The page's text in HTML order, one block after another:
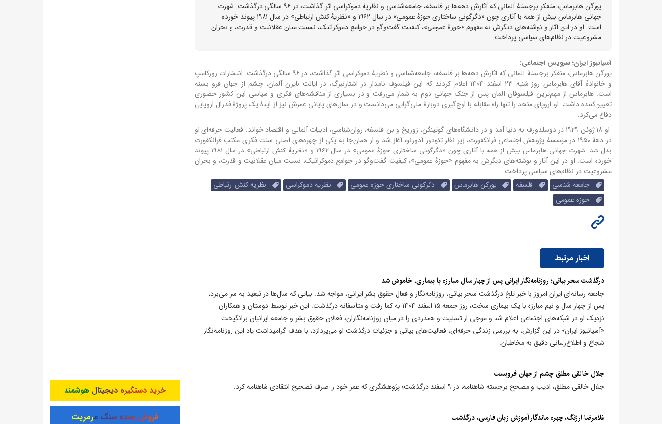
یورگن هابرماس، متفکر برجستهٔ آلمانی که آثارش دهه‌ها بر فلسفه، جامعه‌شناسی و نظریهٔ دموکراسی اثر گذاشت، در ۹۶ سالگی درگذشت. شهرت
جهانی هابرماس بیش از همه با آثاری چون «دگرگونی ساختاری حوزهٔ عمومی» در سال ۱۹۶۲ و «نظریهٔ کنش ارتباطی» در سال ۱۹۸۱ پیوند خورده
است. او در این آثار و نوشته‌های دیگرش به مفهوم «حوزهٔ عمومی»، کیفیت گفت‌وگو در جوامع دموکراتیک، نسبت میان عقلانیت و قدرت، و بحران
مشروعیت در نظام‌های سیاسی پرداخت.
آسیانیوز ایران؛ سرویس اجتماعی:
یورگن هابرماس، متفکر برجستهٔ آلمانی که آثارش دهه‌ها بر فلسفه، جامعه‌شناسی و نظریهٔ دموکراسی اثر گذاشت، در ۹۶ سالگی درگذشت.
انتشارات زورکامپ
و خانوادهٔ آقای هابرماس روز شنبه ۲۳ اسفند ۱۴۰۴ اعلام کردند که این فیلسوف نامدار در اشتارنبرگ، در ایالت بایرن آلمان، چشم از جهان فرو بسته
است. هابرماس از مهم‌ترین فیلسوفان آلمان پس از جنگ جهانی دوم به شمار می‌رفت و در بسیاری از مناقشه‌های فکری و سیاسی این کشور حضوری
تعیین‌کننده داشت. او اروپای متحد را تنها راه مقابله با اوج‌گیری دوبارهٔ ملی‌گرایی می‌دانست و در سال‌های پایانی عمرش نیز از ایدهٔ یک پروژهٔ فدرال اروپایی
دفاع می‌کرد.
او ۱۸ ژوئن ۱۹۲۹ در دوسلدورف به دنیا آمد و در دانشگاه‌های گوتینگن، زوریخ و بن فلسفه، روان‌شناسی، ادبیات آلمانی و اقتصاد خواند. فعالیت حرفه‌ای او
در دههٔ ۱۹۵۰ در مؤسسهٔ پژوهش اجتماعی فرانکفورت، زیر نظر تئودور آدورنو، آغاز شد و از همان‌جا به یکی از چهره‌های اصلی سنت فکری مکتب فرانکفورت
بدل شد.
شهرت جهانی هابرماس بیش از همه با آثاری چون «دگرگونی ساختاری حوزهٔ عمومی» در سال ۱۹۶۲ و «نظریهٔ کنش ارتباطی» در سال ۱۹۸۱ پیوند
خورده است. او در این آثار و نوشته‌های دیگرش به مفهوم «حوزهٔ عمومی»، کیفیت گفت‌وگو در جوامع دموکراتیک، نسبت میان عقلانیت و قدرت، و بحران
مشروعیت در نظام‌های سیاسی پرداخت.
جامعه شناسی
فلسفه یورگن هابرماس دگرگونی ساختاری حوزه عمومی نظریه دموکراسی
نظریه کنش ارتباطی
حوزه عمومی
اخبار مرتبط
درگذشت سحر بیاتی؛ روزنامه‌نگار ایرانی پس از چهار سال مبارزه با بیماری، خاموش شد
جامعه رسانه‌ای ایران امروز با خبر تلخ درگذشت سحر بیاتی، روزنامه‌نگار و فعال حقوق بشر ایرانی، مواجه شد. بیاتی که سال‌ها در تبعید به سر می‌برد،
پس از چهار سال و نیم مبارزه با یک بیماری سخت، روز جمعه ۱۵ اسفند ۱۴۰۴ به کما رفت و متأسفانه درگذشت. این خبر توسط دوستان و همکاران
نزدیک او در شبکه‌های اجتماعی اعلام شد و موجی از تسلیت و همدردی را در میان روزنامه‌نگاران، فعالان حقوق بشر و جامعه ایرانیان برانگیخت.
«آسیانیوز ایران» در این گزارش، به بررسی زندگی حرفه‌ای، فعالیت‌های بیاتی و جزئیات درگذشت او می‌پردازد، با هدف گرامیداشت یاد این روزنامه‌نگار
شجاع و اطلاع‌رسانی دقیق به مخاطبان.
جلال خالقی مطلق چشم از جهان فروبست
جلال خالقی مطلق، ادیب و مصحح برجسته شاهنامه، در ۹ اسفند درگذشت؛ پژوهشگری که عمر خود را صرف تصحیح انتقادی شاهنامه کرد.
غلامرضا ارژنگ، چهره ماندگار آموزش زبان فارسی، درگذشت
خرید دستگیره دیجیتال هوشمند
فروش عمده سنگ مرمریت